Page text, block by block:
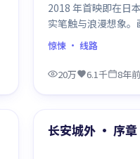
2018 年首映即在日
实笔触与浪漫想象
年话题度居高不下的
惊悚 · 线路
20万 6.1千 8年前
精选
长安城外 · 序章